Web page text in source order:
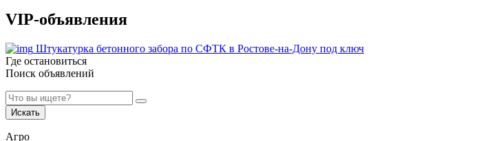
VIP-объявления
Штукатурка бетонного забора по СФТК в Ростове-на-Дону под ключ
Где остановиться
Поиск объявлений
Искать
Агро